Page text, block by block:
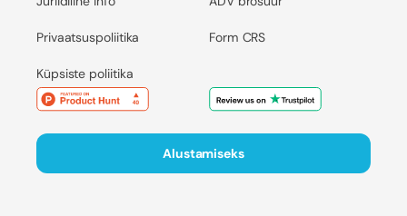
Privaatsuspoliitika
Küpsiste poliitika
Form CRS
Alustamiseks